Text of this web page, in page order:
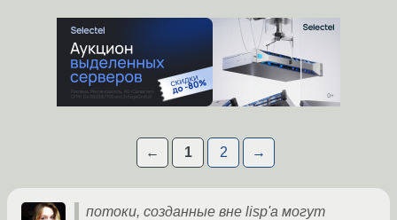
← 1 2 →
потоки, созданные вне lisp'a могут